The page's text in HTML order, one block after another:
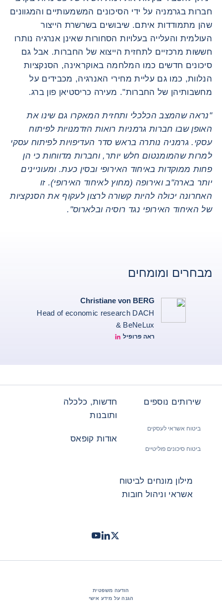
חברות בגרמניה על ידי הסיכונים המשמעותיים והמגוונים
שהן מתמודדות איתם. שיבושים בשרשרת הייצור
העולמית והעלייה בעלויות הסחורות שאינן אנרגיה נותרו
חששות מרכזיים לתחזית הייצוא של החברות. אבל גם
סיכונים חדשים כמו המלחמה באוקראינה, הסנקציות
הנלוות, כמו גם עליית מחירי האנרגיה, מכבידים על
מחשבותיהן של החברות". מעירה כריסטיאן פון ברג.
"נראה שהמצב הכלכלי ותחזית המאקרו גם שינו את
האופן שבו חברות גרמניות רואות הזדמנויות לפיתוח
עסקי. גרמניה נותרה בראש סדר העדיפויות לפיתוח עסקי
למרות שהמומנטום חלש יותר, וחברות מדווחות כי הן
פחות ממוקדות באיחוד האירופי ובסין כעת. ומעוניינים
יותר בארה"ב ואירופה (מחוץ לאיחוד האירופי). זו
האחרונה יכולה להיות קשורה לרצון לעקוף את הסנקציות
של האיחוד האירופי נגד רוסיה ובלארוס".
מבחרים ומומחים
Christiane von BERG
Head of economic research DACH
& BeNeLux
ראה פרופיל
Christiane von berg linkedin
שירותים נוספים
ביטוח אשראי לעסקים
ביטוח סיכונים פוליטיים
חדשות, כלכלה
ותובנות
אודות קופאס
מילון מונחים לביטוח
אשראי וניהול חובות
Twitter - קופאסLinkedIn
Youtube
הודעה משפטית
הגנה על מידע אישי